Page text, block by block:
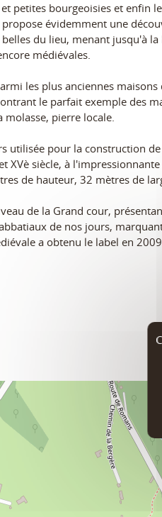
petites bourgeoisies et enfin
évidemment une
du lieu, menant jusqu'à
médiévales.
les plus anciennes maisons
le parfait exemple des
pierre locale.
utilisée pour la construction
XVè siècle, à
de hauteur, 32 mètres de
de la Grand cour,
de nos jours,
a obtenu le label en